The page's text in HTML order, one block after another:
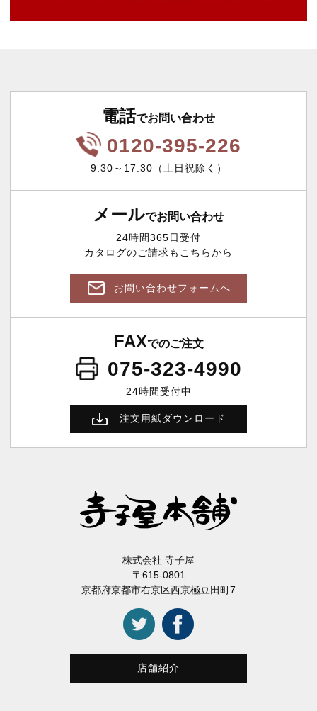
電話でお問い合わせ
0120-395-226
9:30～17:30（土日祝除く）
メールでお問い合わせ
24時間365日受付
カタログのご請求もこちらから
お問い合わせフォームへ
FAXでのご注文
075-323-4990
24時間受付中
注文用紙ダウンロード
株式会社 寺子屋
〒615-0801
京都府京都市右京区西京極豆田町7
店舗紹介